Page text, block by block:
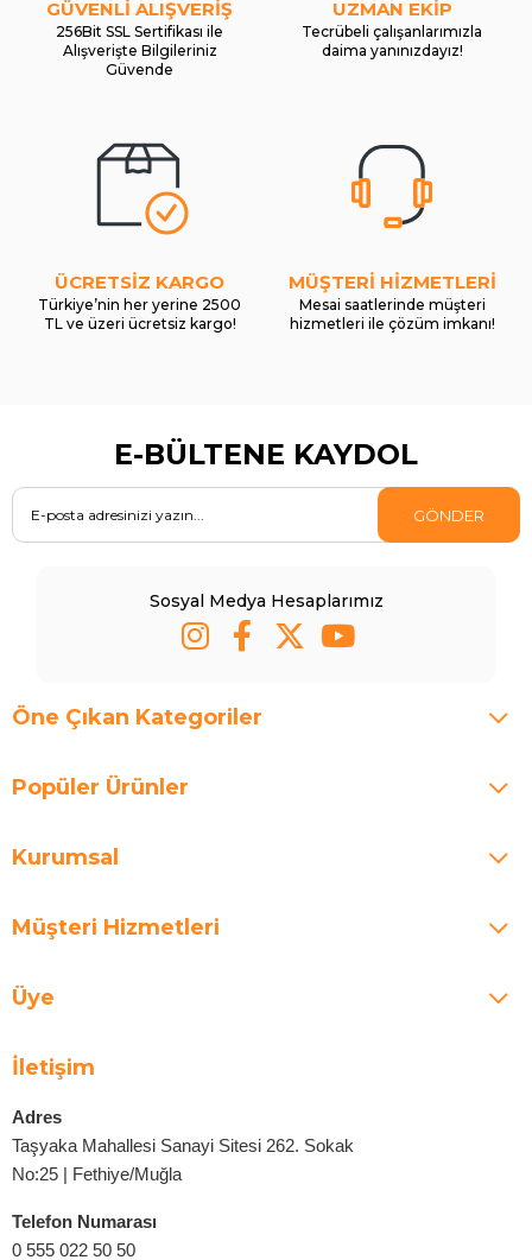
GÜVENLİ ALIŞVERİŞ
256Bit SSL Sertifikası ile
Alışverişte Bilgileriniz
Güvende
UZMAN EKİP
Tecrübeli çalışanlarımızla
daima yanınızdayız!
ÜCRETSİZ KARGO
Türkiye’nin her yerine 2500
TL ve üzeri ücretsiz kargo!
MÜŞTERİ HİZMETLERİ
Mesai saatlerinde müşteri
hizmetleri ile çözüm imkanı!
E-BÜLTENE KAYDOL
GÖNDER
Sosyal Medya Hesaplarımız
Öne Çıkan Kategoriler
Popüler Ürünler
Kurumsal
Müşteri Hizmetleri
Üye
İletişim
Adres
Taşyaka Mahallesi Sanayi Sitesi 262. Sokak
No:25 | Fethiye/Muğla
Telefon Numarası
0 555 022 50 50